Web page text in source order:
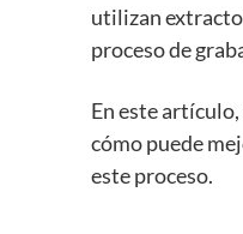
utilizan
proceso de
En este
cómo puede
este proceso.